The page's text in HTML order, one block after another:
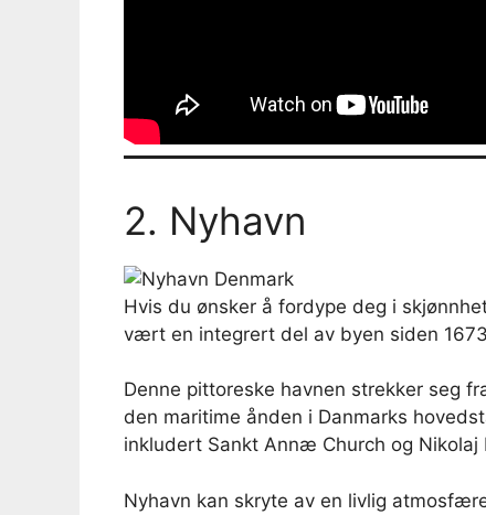
2. Nyhavn
Hvis du ønsker å fordype deg i
vært en integrert del av byen siden
Denne pittoreske havnen strekker seg
den maritime ånden i Danmarks
inkludert Sankt Annæ Church og Nikolaj
Nyhavn kan skryte av en livlig